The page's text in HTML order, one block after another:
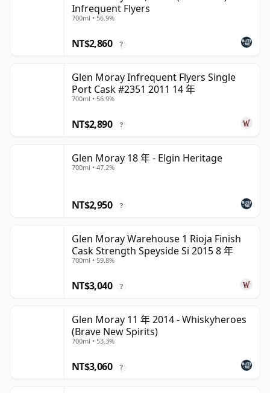
Infrequent Flyers
700ml • 56.9%
NT$2,860 ?
Glen Moray Infrequent Flyers Single
Port Cask #2351 2011 14 年
700ml • 56.9%
NT$2,890 ?
Glen Moray 18 年 - Elgin Heritage
700ml • 47.2%
NT$2,950 ?
Glen Moray Warehouse 1 Rioja Finish
Cask Strength Speyside Si 2015 8 年
700ml • 59.8%
NT$3,040 ?
Glen Moray 11 年 2014 - Whiskyheroes
(Brave New Spirits)
700ml • 53.3%
NT$3,060 ?